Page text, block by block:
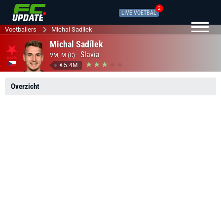
LIVE VOETBAL
2
Voetballers Michal Sadílek
Michal Sadílek
VM, M (C) - Slavia
€5.4M
Overzicht